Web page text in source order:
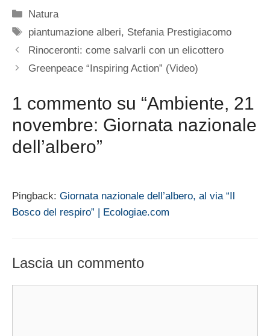
Categorie
Natura
Tag
piantumazione alberi, Stefania Prestigiacomo
Rinoceronti: come salvarli con un elicottero
Greenpeace “Inspiring Action” (Video)
1 commento su “Ambiente, 21
novembre: Giornata nazionale
dell’albero”
Pingback: Giornata nazionale dell’albero, al via “Il
Bosco del respiro” | Ecologiae.com
Lascia un commento